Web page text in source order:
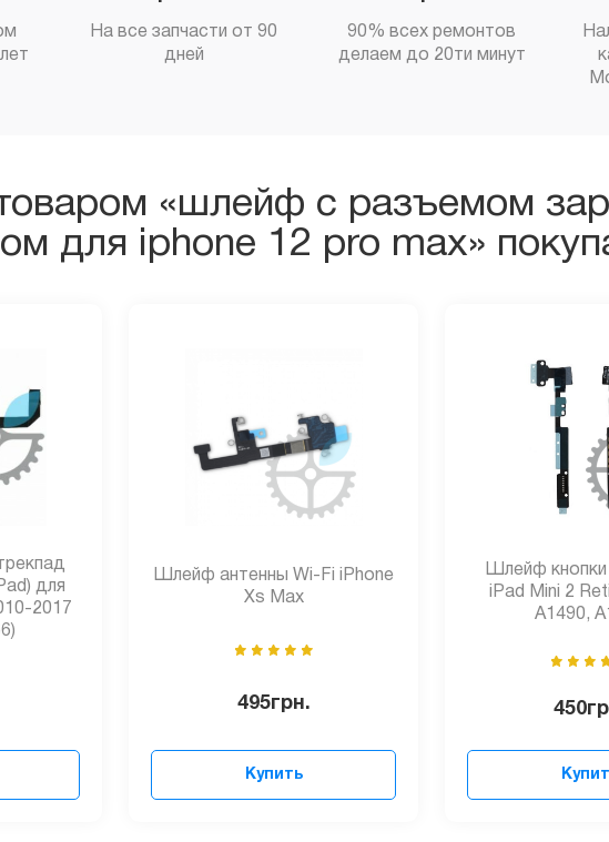
На все запчасти от 90
дней
90% всех ремонтов
делаем до 20ти минут
«шлейф с разъемом
для iphone 12 pro max»
для
2017
Шлейф антенны Wi-Fi iPhone
Xs Max
495грн.
Купить
Шлейф кнопки
iPad Mini 2
A1490,
450